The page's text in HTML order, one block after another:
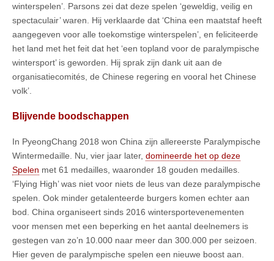
winterspelen’. Parsons zei dat deze spelen ‘geweldig, veilig en
spectaculair’ waren. Hij verklaarde dat ‘China een maatstaf heeft
aangegeven voor alle toekomstige winterspelen’, en feliciteerde
het land met het feit dat het ‘een topland voor de paralympische
wintersport’ is geworden. Hij sprak zijn dank uit aan de
organisatiecomités, de Chinese regering en vooral het Chinese
volk’.
Blijvende boodschappen
In PyeongChang 2018 won China zijn allereerste Paralympische
Wintermedaille. Nu, vier jaar later, domineerde het op deze
Spelen met 61 medailles, waaronder 18 gouden medailles.
‘Flying High’ was niet voor niets de leus van deze paralympische
spelen. Ook minder getalenteerde burgers komen echter aan
bod. China organiseert sinds 2016 wintersportevenementen
voor mensen met een beperking en het aantal deelnemers is
gestegen van zo’n 10.000 naar meer dan 300.000 per seizoen.
Hier geven de paralympische spelen een nieuwe boost aan.